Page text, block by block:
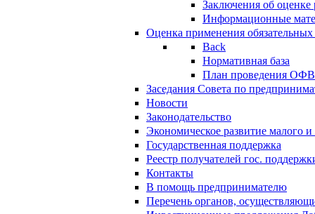
Заключения об
Информационные
Оценка применения
Back
Нормативная база
План проведения
Заседания Совета по
Новости
Законодательство
Экономическое развитие малого и
Государственная поддержка
Реестр получателей гос.
Контакты
В помощь предпринимателю
Перечень органов,